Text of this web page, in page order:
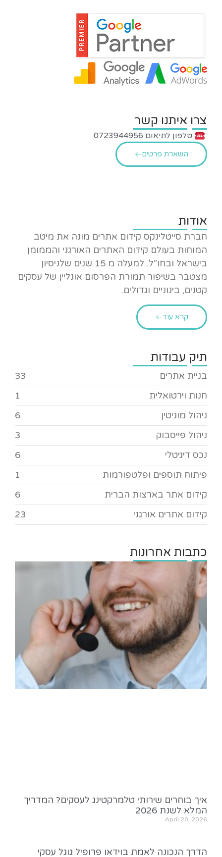
צרו איתנו קשר
טלפון לתיאום 0723944956
השארת פרטים
אודות
חברת סייטלינקס קידום אתרים מונה את מיטב
המוחות בעולם קידום האתרים האורגני והממומן
בישראל ובחו”ל. למעלה מ 15 שנים שלניסיון
מצטבר בשיפור תמורת הפרסום אונליין של עסקים
קטנים, בינוניים וגדולים.
קרא עוד
תיק עבודות
בניית אתרים
33
חנות וירטואלית
1
ניהול מוניטין
6
ניהול פייסבוק
3
נכס דיגיטלי
6
פיתוח תוספים ופלטפורמות
1
קידום אתר בארצות הברית
6
קידום אתרים אורגני
23
כתבות אחרונות
איך בוחרים שירותי טלמרקטינג לעסקים? המדריך
המלא לשנת 2026
April 20, 2026
הדרך הנכונה לאמת בוידאו פרופיל גוגל עסקי